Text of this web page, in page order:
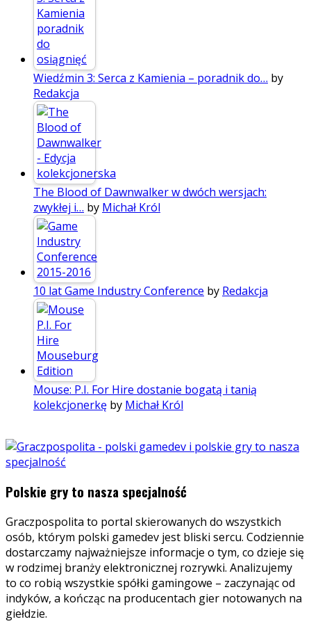
Wiedźmin 3: Serca z Kamienia – poradnik do… by
Redakcja
The Blood of Dawnwalker w dwóch wersjach:
zwykłej i… by Michał Król
10 lat Game Industry Conference by Redakcja
Mouse: P.I. For Hire dostanie bogatą i tanią
kolekcjonerkę by Michał Król
Polskie gry to nasza specjalność
Graczpospolita to portal skierowanych do wszystkich
osób, którym polski gamedev jest bliski sercu. Codziennie
dostarczamy najważniejsze informacje o tym, co dzieje się
w rodzimej branży elektronicznej rozrywki. Analizujemy
to co robią wszystkie spółki gamingowe – zaczynając od
indyków, a kończąc na producentach gier notowanych na
giełdzie.